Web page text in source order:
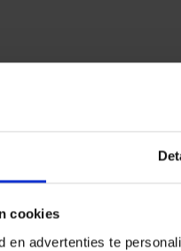
cookies
en advertenties te